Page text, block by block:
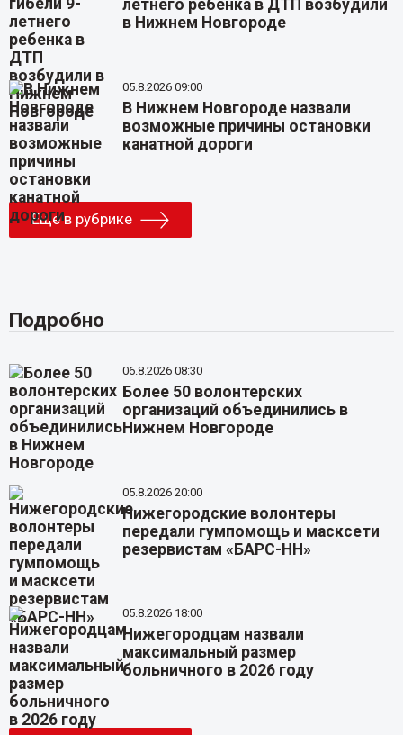
летнего ребенка в ДТП возбудили
в Нижнем Новгороде
05.8.2026 09:00
В Нижнем Новгороде назвали
возможные причины остановки
канатной дороги
Еще в рубрике
Подробно
06.8.2026 08:30
Более 50 волонтерских
организаций объединились в
Нижнем Новгороде
05.8.2026 20:00
Нижегородские волонтеры
передали гумпомощь и масксети
резервистам «БАРС-НН»
05.8.2026 18:00
Нижегородцам назвали
максимальный размер
больничного в 2026 году